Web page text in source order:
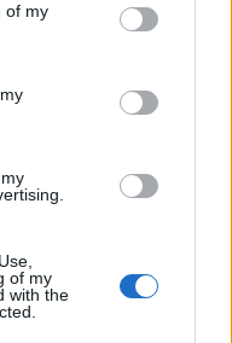
of my
of my
with the